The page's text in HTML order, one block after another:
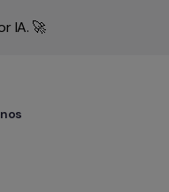
IA. 🚀